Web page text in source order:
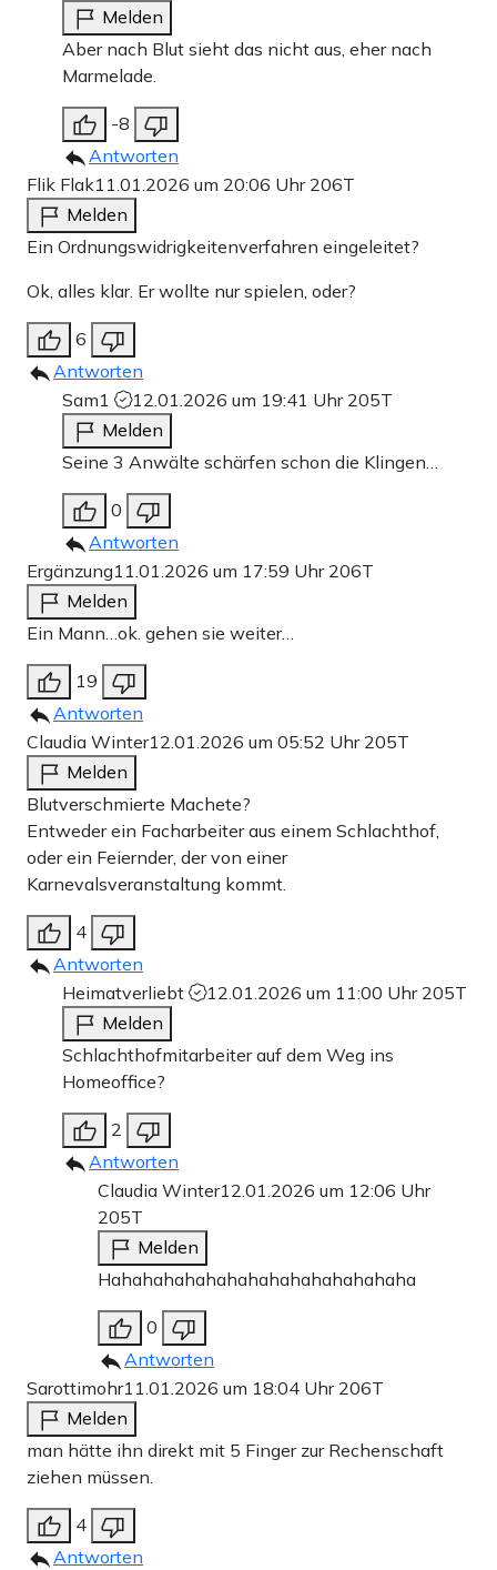
Melden
Aber nach Blut sieht das nicht aus, eher nach
Marmelade.
-8
Antworten
Flik Flak11.01.2026 um 20:06 Uhr 206T
Melden
Ein Ordnungswidrigkeitenverfahren eingeleitet?
Ok, alles klar. Er wollte nur spielen, oder?
6
Antworten
Sam1
12.01.2026 um 19:41 Uhr 205T
Melden
Seine 3 Anwälte schärfen schon die Klingen…
0
Antworten
Ergänzung11.01.2026 um 17:59 Uhr 206T
Melden
Ein Mann…ok. gehen sie weiter…
19
Antworten
Claudia Winter12.01.2026 um 05:52 Uhr 205T
Melden
Blutverschmierte Machete?
Entweder ein Facharbeiter aus einem Schlachthof,
oder ein Feiernder, der von einer
Karnevalsveranstaltung kommt.
4
Antworten
Heimatverliebt
12.01.2026 um 11:00 Uhr 205T
Melden
Schlachthofmitarbeiter auf dem Weg ins
Homeoffice?
2
Antworten
Claudia Winter12.01.2026 um 12:06 Uhr
205T
Melden
Hahahahahahahahahahahahahahaha
0
Antworten
Sarottimohr11.01.2026 um 18:04 Uhr 206T
Melden
man hätte ihn direkt mit 5 Finger zur Rechenschaft
ziehen müssen.
4
Antworten